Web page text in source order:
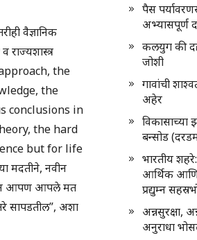
वैज्ञानिक
approach, the
the
conclusions in
the hard
but for life
मदतीने, नवीन
आपण आपले मत
सापडतील”, अशा
पैस
अभ्यासपूर्ण
कलयुग की
जोशी
गावांची
अहेर
विकासाच्या
बन्सोड
भारतीय
आर्थिक
प्रद्युम्न
अन्नसुरक्षा,
अनुराधा